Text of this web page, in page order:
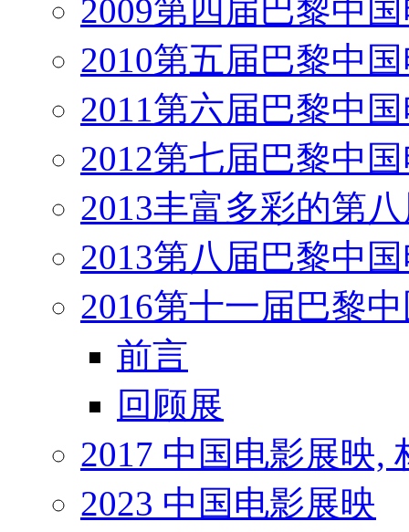
2009第四届巴黎中
2010第五届巴黎中
2011第六届巴黎中
2012第七届巴黎中
2013丰富多彩的第
2013第八届巴黎中
2016第十一届巴黎
前言
回顾展
2017 中国电影展映,
2023 中国电影展映